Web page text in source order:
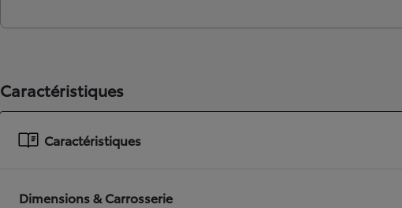
Caractéristiques
Caractéristiques
Dimensions & Carrosserie